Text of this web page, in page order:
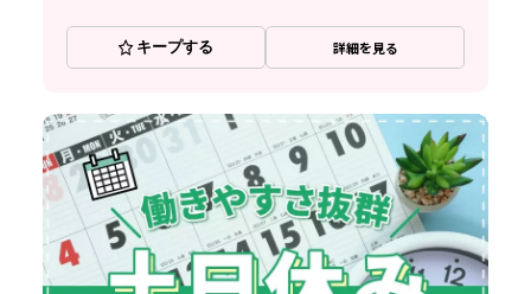
キープする 詳細を見る